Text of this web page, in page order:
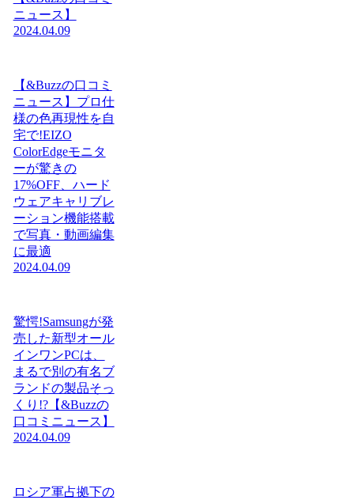
ニュース】
2024.04.09
【&Buzzの口コミ
ニュース】プロ仕
様の色再現性を自
宅で!EIZO
ColorEdgeモニタ
ーが驚きの
17%OFF、ハード
ウェアキャリブレ
ーション機能搭載
で写真・動画編集
に最適
2024.04.09
驚愕!Samsungが発
売した新型オール
インワンPCは、
まるで別の有名ブ
ランドの製品そっ
くり!?【&Buzzの
口コミニュース】
2024.04.09
ロシア軍占拠下の